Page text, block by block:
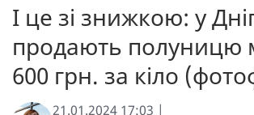
І це зі знижкою: у
продають полуницю
600 грн. за кіло
21.01.2024 17:03 |